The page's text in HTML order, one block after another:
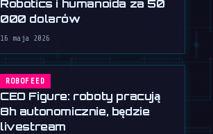
Robotics i humanoida za 50
000 dolarów
16 maja 2026
ROBOFEED
CEO Figure: roboty pracują
8h autonomicznie, będzie
livestream